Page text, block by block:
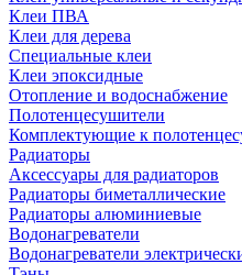
Клеи ПВА
Клеи для дерева
Специальные клеи
Клеи эпоксидные
Отопление и водоснабжение
Полотенцесушители
Комплектующие к
Радиаторы
Аксессуары для радиаторов
Радиаторы биметаллические
Радиаторы алюминиевые
Водонагреватели
Водонагреватели